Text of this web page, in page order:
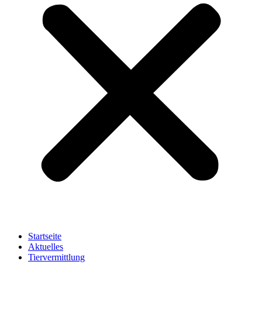
Startseite
Aktuelles
Tiervermittlung